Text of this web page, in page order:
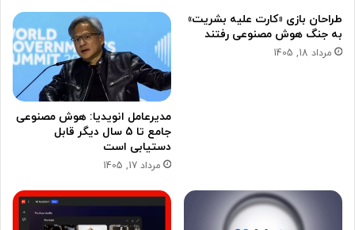
طراحان بازی «کارت علیه بشریت»
به جنگ هوش مصنوعی رفتند
مرداد 18, 1405
مدیرعامل انویدیا: هوش مصنوعی
جامع تا 5 سال دیگر قابل
دستیابی است
مرداد 17, 1405